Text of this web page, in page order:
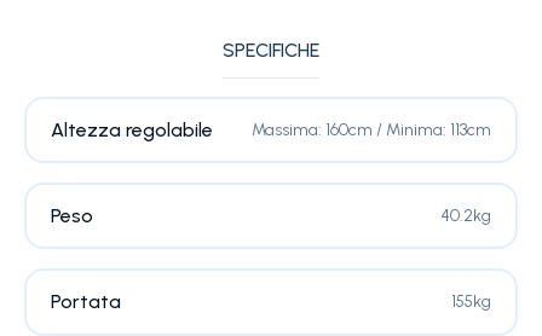
SPECIFICHE
Altezza regolabile Massima: 160cm / Minima: 113cm
Peso 40.2kg
Portata 155kg